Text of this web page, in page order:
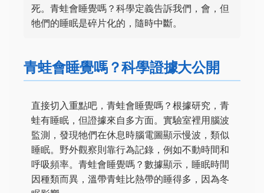
死。青蛙會睡覺嗎？科學定義告訴我們，會，但
牠們的睡眠是碎片化的，隨時中斷。
青蛙會睡覺嗎？科學證據大公開
直接切入重點吧，青蛙會睡覺嗎？根據研究，青
蛙有睡眠，但證據來自多方面。實驗室裡用腦波
監測，發現牠們在休息時腦電圖顯示慢波，類似
睡眠。野外觀察則靠行為記錄，例如不動時間和
呼吸頻率。青蛙會睡覺嗎？數據顯示，睡眠時間
因種類而異，溫帶青蛙比熱帶的睡得多，因為冬